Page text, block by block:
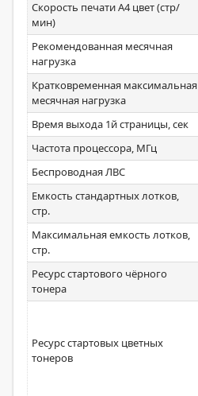
Скорость печати А4 цвет (стр/
мин)
Рекомендованная месячная
нагрузка
Кратковременная максимальная
месячная нагрузка
Время выхода 1й страницы, сек
Частота процессора, МГц
Беспроводная ЛВС
Емкость стандартных лотков,
стр.
Максимальная емкость лотков,
стр.
Ресурс стартового чёрного
тонера
Ресурс стартовых цветных
тонеров